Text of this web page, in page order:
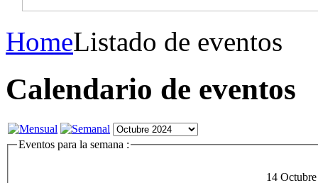
HomeListado de eventos
Calendario de eventos
Eventos para la semana :
14